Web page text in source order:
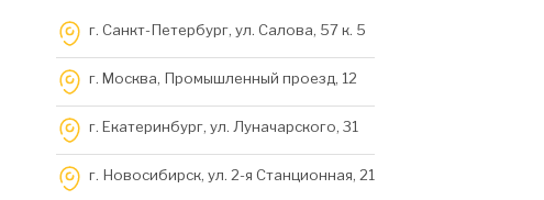
г. Санкт-Петербург, ул. Салова, 57 к. 5
г. Москва, Промышленный проезд, 12
г. Екатеринбург, ул. Луначарского, 31
г. Новосибирск, ул. 2-я Станционная, 21